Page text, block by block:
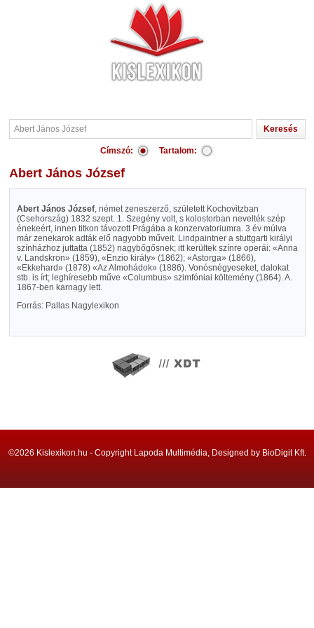
Címszó: Tartalom:
Abert János József
Abert János József, német zeneszerző, született Kochovitzban
(Csehország) 1832 szept. 1. Szegény volt, s kolostorban nevelték szép
énekeért, innen titkon távozott Prágába a konzervatoriumra. 3 év múlva
már zenekarok adták elő nagyobb műveit. Lindpaintner a stuttgarti királyi
színházhoz juttatta (1852) nagybőgősnek; itt kerültek színre operái: «Anna
v. Landskron» (1859), «Enzio király» (1862); «Astorga» (1866),
«Ekkehard» (1878) «Az Almohádok» (1886). Vonósnégyeseket, dalokat
stb. is írt; leghíresebb műve «Columbus» szimfóniai költemény (1864). A.
1867-ben karnagy lett.
Forrás: Pallas Nagylexikon
©2026 Kislexikon.hu - Copyright Lapoda Multimédia, Designed by BioDigit Kft.